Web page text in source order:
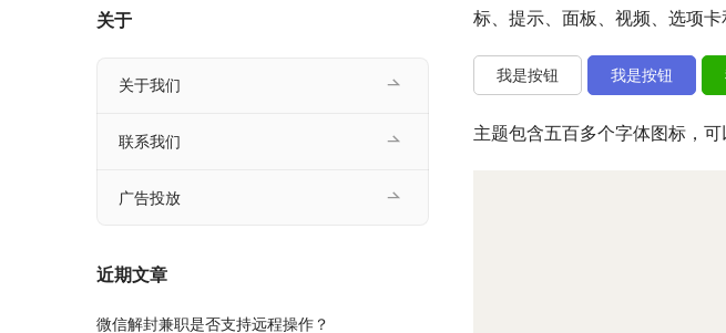
标、提示、面板、视频、选项卡
我是按钮 我是按钮
主题包含五百多个字体图标，
关于
关于我们
联系我们
广告投放
近期文章
微信解封兼职是否支持远程操作？